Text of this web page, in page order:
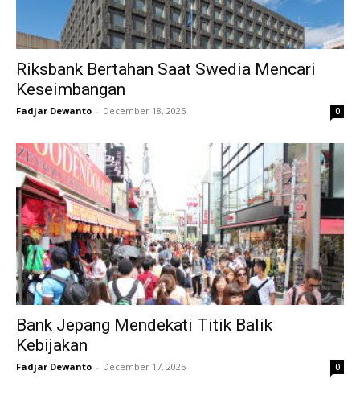
Riksbank Bertahan Saat Swedia Mencari
Keseimbangan
Fadjar Dewanto - December 18, 2025 0
Bank Jepang Mendekati Titik Balik
Kebijakan
Fadjar Dewanto - December 17, 2025 0